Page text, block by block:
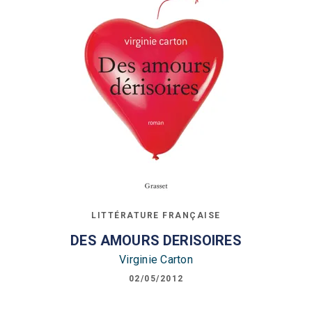
LITTÉRATURE FRANÇAISE
DES AMOURS DERISOIRES
Virginie Carton
02/05/2012